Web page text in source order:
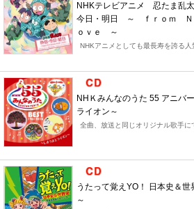
NHKテレビアニメ 忍たま乱
今日・明日 ～ ｆｒｏｍ Ｎ
ｏｖｅ ～
NHKアニメとしても最長寿を誇る人
NHＫみんなのうた 55 アニバ
ライオン～
全曲、放送と同じオリジナル歌手に
うたって覚えYO！ 日本史＆
～